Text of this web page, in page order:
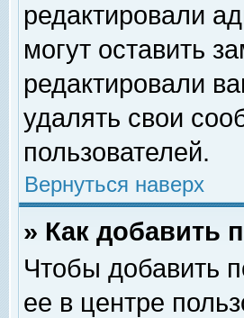
редактировали
могут оставить
редактировали
удалять свои
пользователей.
Вернуться наверх
» Как добавить
Чтобы добавить
ее в центре